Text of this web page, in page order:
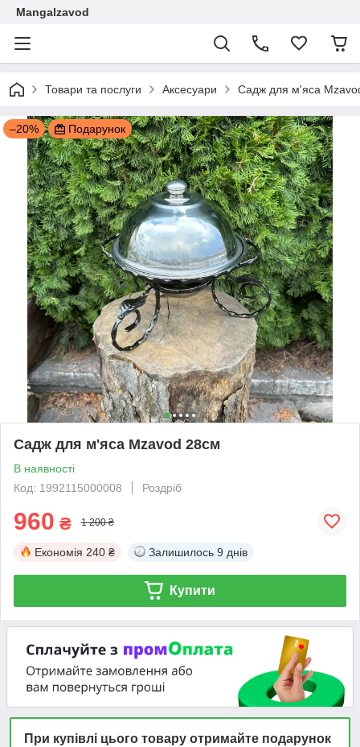
Mangalzavod
Товари та послуги Аксесуари Садж для м'яса
–20% Подарунок
Садж для м'яса Mzavod 28см
В наявності
Код: 1992115000008
Роздріб
960 ₴ 1 200 ₴
Економія 240 ₴ Залишилось 9 днів
Купити
При купівлі цього товару отримайте подарунок